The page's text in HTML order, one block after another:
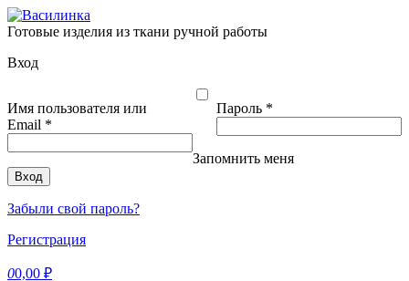
Skip
to
Готовые изделия из ткани ручной работы
Вход
Имя пользователя или
Email *
Пароль *Обязательно
Запомнить меня
Вход
Забыли свой пароль?
Регистрация
00,00 ₽